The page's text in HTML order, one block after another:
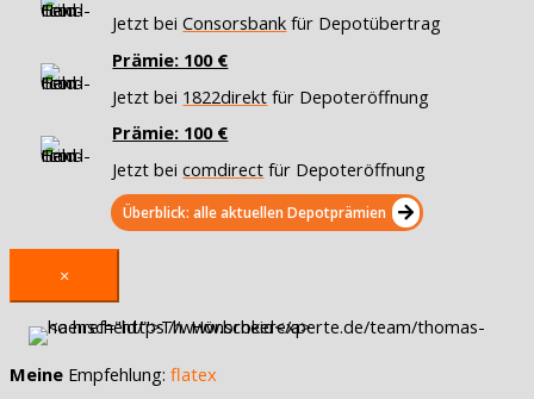
Jetzt beiConsorsbank für Depotübertrag
Prämie: 100 €
Jetzt bei 1822direkt für Depoteröffnung
Prämie: 100 €
Jetzt beicomdirect für Depoteröffnung
Überblick: alle aktuellen Depotprämien
×
Meine Empfehlung: flatex